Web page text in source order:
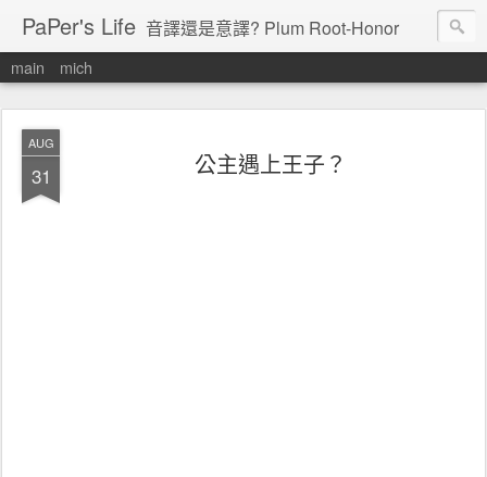
PaPer's Life 音譯還是意譯? Plum Root-Honor
main mich
AUG
31 公主遇上王子？